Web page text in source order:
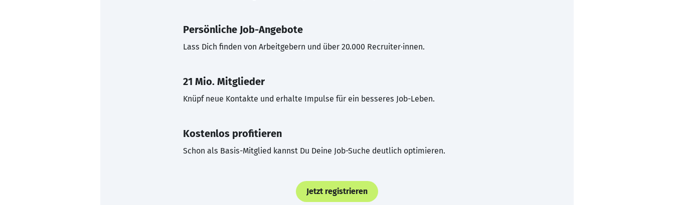
Persönliche Job-Angebote
Lass Dich finden von Arbeitgebern und über 20.000 Recruiter·innen.
21 Mio. Mitglieder
Knüpf neue Kontakte und erhalte Impulse für ein besseres Job-Leben.
Kostenlos profitieren
Schon als Basis-Mitglied kannst Du Deine Job-Suche deutlich optimieren.
Jetzt registrieren